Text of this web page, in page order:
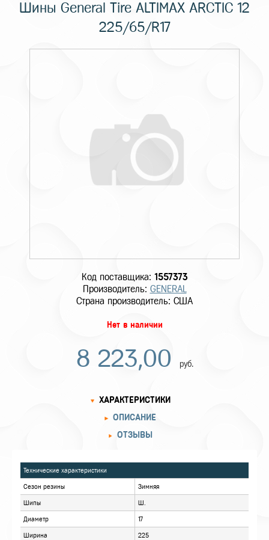
Шины General Tire ALTIMAX ARCTIC 12
225/65/R17
Код поставщика: 1557373
Производитель: GENERAL
Страна производитель: США
Нет в наличии
8 223,00 руб.
ОПИСАНИЕ
ОТЗЫВЫ